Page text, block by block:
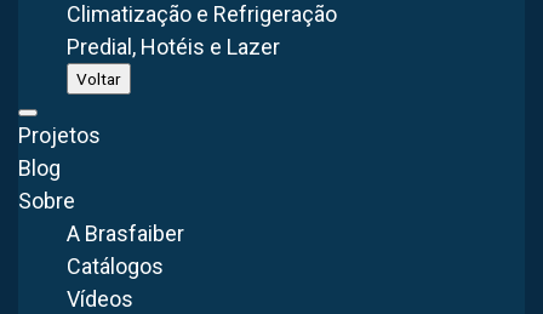
Climatização e Refrigeração
Predial, Hotéis e Lazer
Voltar
Projetos
Blog
Sobre
A Brasfaiber
Catálogos
Vídeos
Produto Utilizadoneste Projeto